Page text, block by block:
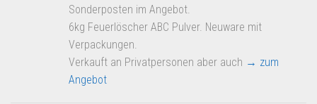
Sonderposten im Angebot.
6kg Feuerlöscher ABC Pulver. Neuware mit
Verpackungen.
Verkauft an Privatpersonen aber auch → zum
Angebot